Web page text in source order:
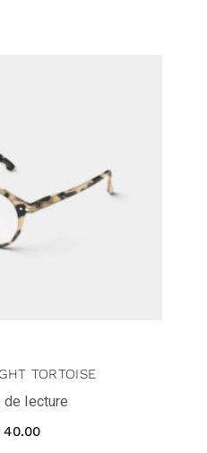
TORTOISE
lecture
40.00